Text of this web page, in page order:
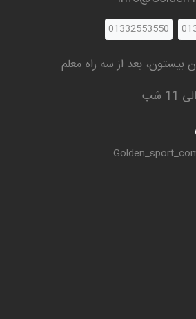
01332553550
بیستون، بعد از سه راه معلم